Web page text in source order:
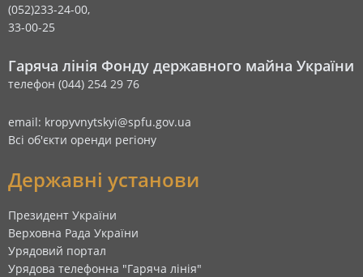
(052)233-24-00,
33-00-25
Гаряча лінія Фонду державного майна України
телефон (044) 254 29 76
email: kropyvnytskyi@spfu.gov.ua
Всі об'єкти оренди регіону
Державні установи
Президент України
Верховна Рада України
Урядовий портал
Урядова телефонна "Гаряча лінія"